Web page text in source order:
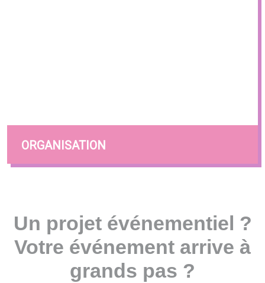
ORGANISATION
Un projet événementiel ?
Votre événement arrive à
grands pas ?